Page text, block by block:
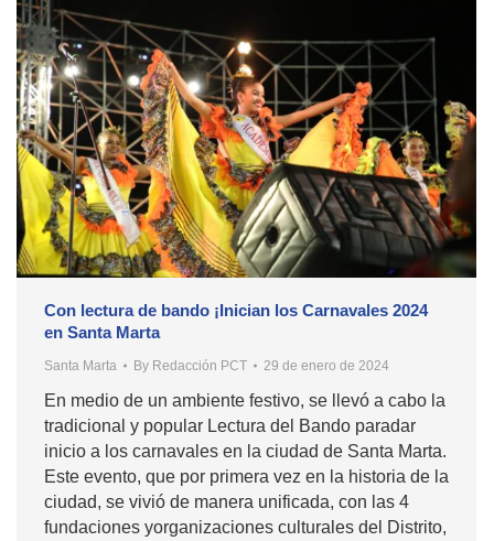
Con lectura de bando ¡Inician los Carnavales 2024
en Santa Marta
Santa Marta By Redacción PCT 29 de enero de 2024
En medio de un ambiente festivo, se llevó a cabo la
tradicional y popular Lectura del Bando paradar
inicio a los carnavales en la ciudad de Santa Marta.
Este evento, que por primera vez en la historia de la
ciudad, se vivió de manera unificada, con las 4
fundaciones yorganizaciones culturales del Distrito,